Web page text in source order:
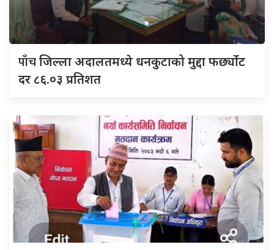
पाँचजिल्ला अदालतमध्ये धनकुटाको मुद्दा फर्छ्योट
दर ८६.०३ प्रतिशत